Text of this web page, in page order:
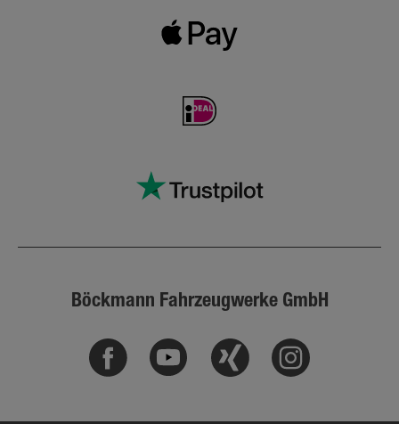
Böckmann Fahrzeugwerke GmbH
Facebook Youtube Xing Instagram